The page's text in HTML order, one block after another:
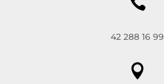
42 288 16 99
